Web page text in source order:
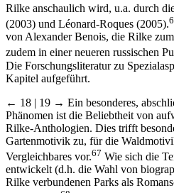
Rilke anschaulich wird, u.a. durch
(2003) und Léonard-Roques (2005).
von Alexander Benois, die Rilke
zudem in einer neueren russischen
Die Forschungsliteratur zu
Kapitel aufgeführt.
← 18 | 19 → Ein besonderes,
Phänomen ist die Beliebtheit von
Rilke-Anthologien. Dies trifft
Gartenmotivik zu, für die
Vergleichbares vor.67 Wie sich die
entwickelt (d.h. die Wahl von
Rilke verbundenen Parks als